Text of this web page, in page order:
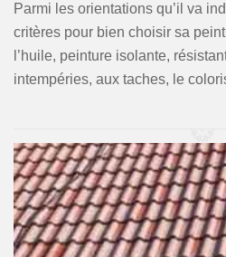
Parmi les orientations qu’il va
critères pour bien choisir sa
l’huile, peinture isolante,
intempéries, aux taches, le